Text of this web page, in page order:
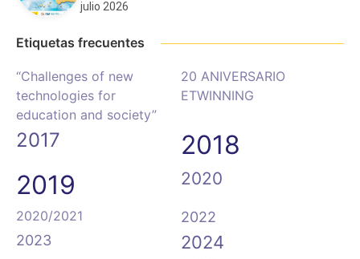
julio 2026
Etiquetas frecuentes
“Challenges of new
technologies for
education and society”
20 ANIVERSARIO
ETWINNING
2017
2018
2019
2020
2020/2021
2022
2023
2024